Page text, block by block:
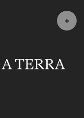
TERRA